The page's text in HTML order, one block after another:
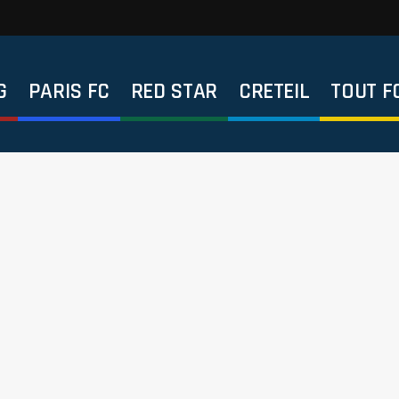
PARIS FC RED STAR CRETEIL TOUT